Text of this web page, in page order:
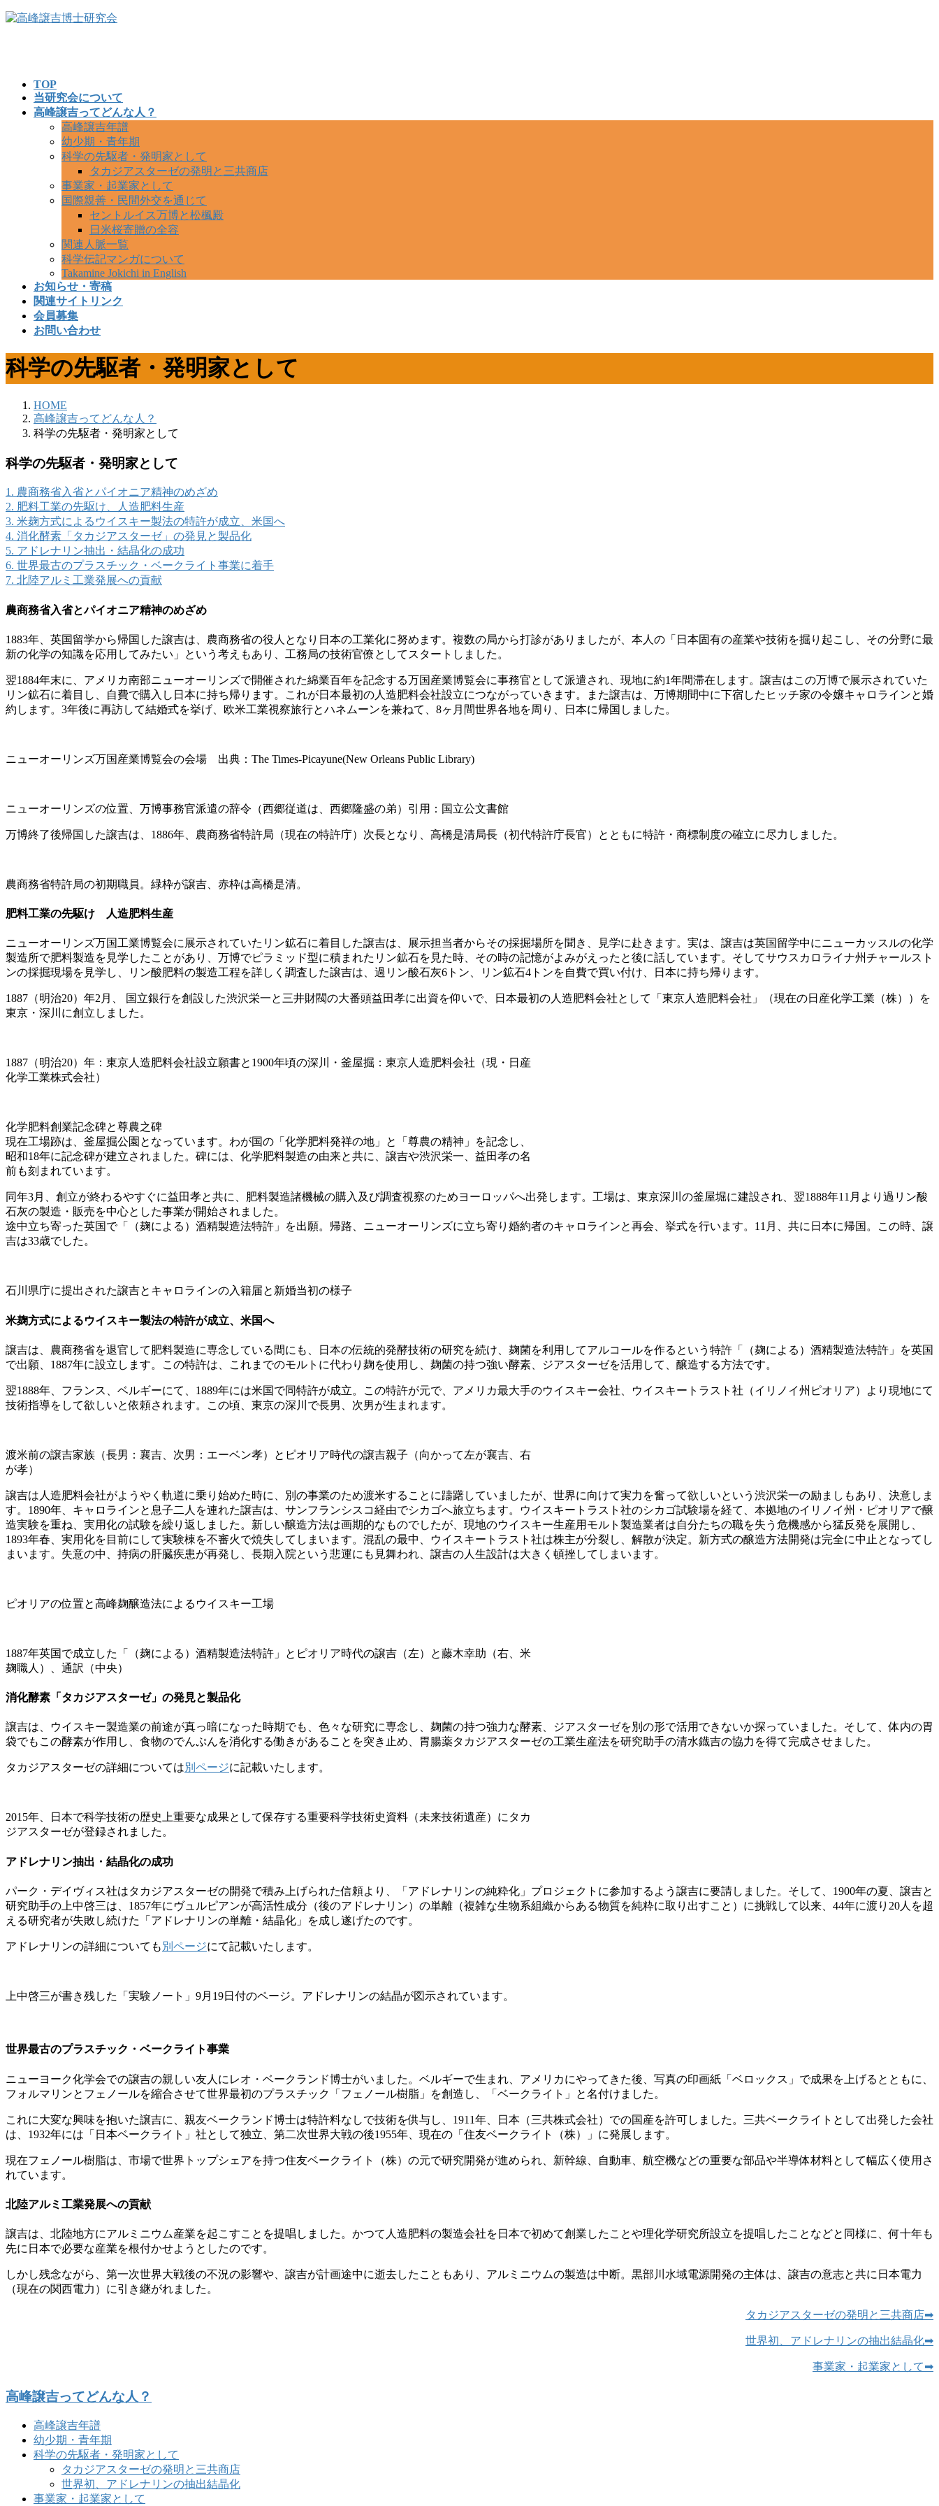
コ
ナ
TOP
当研究会について
高峰譲吉ってどんな人？
高峰譲吉年譜
幼少期・青年期
科学の先駆者・発明家として
タカジアスターゼの発明と三共商店
事業家・起業家として
国際親善・民間外交を通じて
セントルイス万博と松楓殿
日米桜寄贈の全容
関連人脈一覧
科学伝記マンガについて
Takamine Jokichi in English
お知らせ・寄稿
関連サイトリンク
会員募集
お問い合わせ
科学の先駆者・発明家として
HOME
高峰譲吉ってどんな人？
科学の先駆者・発明家として
科学の先駆者・発明家として
1. 農商務省入省とパイオニア精神のめざめ
2. 肥料工業の先駆け、人造肥料生産
3. 米麹方式によるウイスキー製法の特許が成立、米国へ
4. 消化酵素「タカジアスターゼ」の発見と製品化
5. アドレナリン抽出・結晶化の成功
6. 世界最古のプラスチック・ベークライト事業に着手
7. 北陸アルミ工業発展への貢献
農商務省入省とパイオニア精神のめざめ
1883年、英国留学から帰国した譲吉は、農商務省の役人となり日本の工業化に努めます。複数の局から打診がありましたが、本人の「日本固有の産業や技術を掘り起こし、その分野に最
新の化学の知識を応用してみたい」という考えもあり、工務局の技術官僚としてスタートしました。
翌1884年末に、アメリカ南部ニューオーリンズで開催された綿業百年を記念する万国産業博覧会に事務官として派遣され、現地に約1年間滞在します。譲吉はこの万博で展示されていた
リン鉱石に着目し、自費で購入し日本に持ち帰ります。これが日本最初の人造肥料会社設立につながっていきます。また譲吉は、万博期間中に下宿したヒッチ家の令嬢キャロラインと婚
約します。3年後に再訪して結婚式を挙げ、欧米工業視察旅行とハネムーンを兼ねて、8ヶ月間世界各地を周り、日本に帰国しました。
ニューオーリンズ万国産業博覧会の会場 出典：The Times-Picayune(New Orleans Public Library)
ニューオーリンズの位置、万博事務官派遣の辞令（西郷従道は、西郷隆盛の弟）引用：国立公文書館
万博終了後帰国した譲吉は、1886年、農商務省特許局（現在の特許庁）次長となり、高橋是清局長（初代特許庁長官）とともに特許・商標制度の確立に尽力しました。
農商務省特許局の初期職員。緑枠が譲吉、赤枠は高橋是清。
肥料工業の先駆け 人造肥料生産
ニューオーリンズ万国工業博覧会に展示されていたリン鉱石に着目した譲吉は、展示担当者からその採掘場所を聞き、見学に赴きます。実は、譲吉は英国留学中にニューカッスルの化学
製造所で肥料製造を見学したことがあり、万博でピラミッド型に積まれたリン鉱石を見た時、その時の記憶がよみがえったと後に話しています。そしてサウスカロライナ州チャールスト
ンの採掘現場を見学し、リン酸肥料の製造工程を詳しく調査した譲吉は、過リン酸石灰6トン、リン鉱石4トンを自費で買い付け、日本に持ち帰ります。
1887（明治20）年2月、 国立銀行を創設した渋沢栄一と三井財閥の大番頭益田孝に出資を仰いで、日本最初の人造肥料会社として「東京人造肥料会社」（現在の日産化学工業（株））を
東京・深川に創立しました。
1887（明治20）年：東京人造肥料会社設立願書と1900年頃の深川・釜屋掘：東京人造肥料会社（現・日産
化学工業株式会社）
化学肥料創業記念碑と尊農之碑
現在工場跡は、釜屋掘公園となっています。わが国の「化学肥料発祥の地」と「尊農の精神」を記念し、
昭和18年に記念碑が建立されました。碑には、化学肥料製造の由来と共に、譲吉や渋沢栄一、益田孝の名
前も刻まれています。
同年3月、創立が終わるやすぐに益田孝と共に、肥料製造諸機械の購入及び調査視察のためヨーロッパへ出発します。工場は、東京深川の釜屋堀に建設され、翌1888年11月より過リン酸
石灰の製造・販売を中心とした事業が開始されました。
途中立ち寄った英国で「（麹による）酒精製造法特許」を出願。帰路、ニューオーリンズに立ち寄り婚約者のキャロラインと再会、挙式を行います。11月、共に日本に帰国。この時、譲
吉は33歳でした。
石川県庁に提出された譲吉とキャロラインの入籍届と新婚当初の様子
米麹方式によるウイスキー製法の特許が成立、米国へ
譲吉は、農商務省を退官して肥料製造に専念している間にも、日本の伝統的発酵技術の研究を続け、麹菌を利用してアルコールを作るという特許「（麹による）酒精製造法特許」を英国
で出願、1887年に設立します。この特許は、これまでのモルトに代わり麹を使用し、麹菌の持つ強い酵素、ジアスターゼを活用して、醸造する方法です。
翌1888年、フランス、ベルギーにて、1889年には米国で同特許が成立。この特許が元で、アメリカ最大手のウイスキー会社、ウイスキートラスト社（イリノイ州ピオリア）より現地にて
技術指導をして欲しいと依頼されます。この頃、東京の深川で長男、次男が生まれます。
渡米前の譲吉家族（長男：襄吉、次男：エーベン孝）とピオリア時代の譲吉親子（向かって左が襄吉、右
が孝）
譲吉は人造肥料会社がようやく軌道に乗り始めた時に、別の事業のため渡米することに躊躇していましたが、世界に向けて実力を奮って欲しいという渋沢栄一の励ましもあり、決意しま
す。1890年、キャロラインと息子二人を連れた譲吉は、サンフランシスコ経由でシカゴへ旅立ちます。ウイスキートラスト社のシカゴ試験場を経て、本拠地のイリノイ州・ピオリアで醸
造実験を重ね、実用化の試験を繰り返しました。新しい醸造方法は画期的なものでしたが、現地のウイスキー生産用モルト製造業者は自分たちの職を失う危機感から猛反発を展開し、
1893年春、実用化を目前にして実験棟を不審火で焼失してしまいます。混乱の最中、ウイスキートラスト社は株主が分裂し、解散が決定。新方式の醸造方法開発は完全に中止となってし
まいます。失意の中、持病の肝臓疾患が再発し、長期入院という悲運にも見舞われ、譲吉の人生設計は大きく頓挫してしまいます。
ピオリアの位置と高峰麹醸造法によるウイスキー工場
1887年英国で成立した「（麹による）酒精製造法特許」とピオリア時代の譲吉（左）と藤木幸助（右、米
麹職人）、通訳（中央）
消化酵素「タカジアスターゼ」の発見と製品化
譲吉は、ウイスキー製造業の前途が真っ暗になった時期でも、色々な研究に専念し、麹菌の持つ強力な酵素、ジアスターゼを別の形で活用できないか探っていました。そして、体内の胃
袋でもこの酵素が作用し、食物のでんぷんを消化する働きがあることを突き止め、胃腸薬タカジアスターゼの工業生産法を研究助手の清水鐡吉の協力を得て完成させました。
タカジアスターゼの詳細については別ページに記載いたします。
2015年、日本で科学技術の歴史上重要な成果として保存する重要科学技術史資料（未来技術遺産）にタカ
ジアスターゼが登録されました。
アドレナリン抽出・結晶化の成功
パーク・デイヴィス社はタカジアスターゼの開発で積み上げられた信頼より、「アドレナリンの純粋化」プロジェクトに参加するよう譲吉に要請しました。そして、1900年の夏、譲吉と
研究助手の上中啓三は、1857年にヴュルピアンが高活性成分（後のアドレナリン）の単離（複雑な生物系組織からある物質を純粋に取り出すこと）に挑戦して以来、44年に渡り20人を超
える研究者が失敗し続けた「アドレナリンの単離・結晶化」を成し遂げたのです。
アドレナリンの詳細についても 別ページにて記載いたします。
上中啓三が書き残した「実験ノート」9月19日付のページ。アドレナリンの結晶が図示されています。
世界最古のプラスチック・ベークライト事業
ニューヨーク化学会での譲吉の親しい友人にレオ・ベークランド博士がいました。ベルギーで生まれ、アメリカにやってきた後、写真の印画紙「ベロックス」で成果を上げるとともに、
フォルマリンとフェノールを縮合させて世界最初のプラスチック「フェノール樹脂」を創造し、「ベークライト」と名付けました。
これに大変な興味を抱いた譲吉に、親友ベークランド博士は特許料なしで技術を供与し、1911年、日本（三共株式会社）での国産を許可しました。三共ベークライトとして出発した会社
は、1932年には「日本ベークライト」社として独立、第二次世界大戦の後1955年、現在の「住友ベークライト（株）」に発展します。
現在フェノール樹脂は、市場で世界トップシェアを持つ住友ベークライト（株）の元で研究開発が進められ、新幹線、自動車、航空機などの重要な部品や半導体材料として幅広く使用さ
れています。
北陸アルミ工業発展への貢献
譲吉は、北陸地方にアルミニウム産業を起こすことを提唱しました。かつて人造肥料の製造会社を日本で初めて創業したことや理化学研究所設立を提唱したことなどと同様に、何十年も
先に日本で必要な産業を根付かせようとしたのです。
しかし残念ながら、第一次世界大戦後の不況の影響や、譲吉が計画途中に逝去したこともあり、アルミニウムの製造は中断。黒部川水域電源開発の主体は、譲吉の意志と共に日本電力
（現在の関西電力）に引き継がれました。
タカジアスターゼの発明と三共商店➡
世界初、アドレナリンの抽出結晶化➡
事業家・起業家として➡
高峰譲吉ってどんな人？
高峰譲吉年譜
幼少期・青年期
科学の先駆者・発明家として
タカジアスターゼの発明と三共商店
世界初、アドレナリンの抽出結晶化
事業家・起業家として